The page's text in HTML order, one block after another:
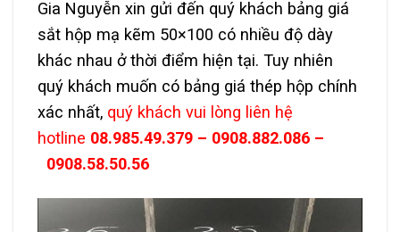
Gia Nguyễn xin gửi đến quý khách bảng giá
sắt hộp mạ kẽm 50×100 có nhiều độ dày
khác nhau ở thời điểm hiện tại. Tuy nhiên
quý khách muốn có bảng giá thép hộp chính
xác nhất, quý khách vui lòng liên hệ
hotline 08.985.49.379 – 0908.882.086 –
0908.58.50.56